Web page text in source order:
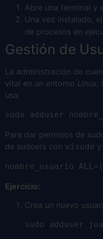
Abre una terminal y
Una vez instalado,
de procesos en
Gestión de
La administración de
vital en un entorno Linux.
usa:
sudo adduser
Para dar permisos de
de sudoers con visudo
nombre_usuario
Ejercicio:
Crea un nuevo
sudo adduser